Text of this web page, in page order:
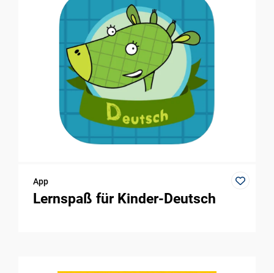
App
Lernspaß für Kinder-Deutsch